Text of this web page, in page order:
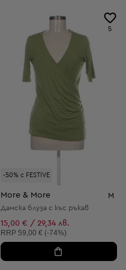
-50% с FESTIVE
5
More & More M
Дамска блуза с къс ръкав
15,00 € / 29,34 лв.
Препоръчителна цена:
RRP 59,00 € (-74%)